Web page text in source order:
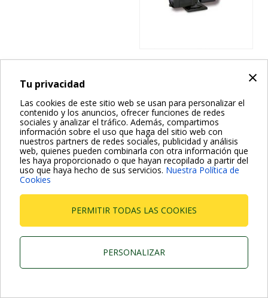
×
Tu privacidad
Las cookies de este sitio web se usan para personalizar el
contenido y los anuncios, ofrecer funciones de redes
sociales y analizar el tráfico. Además, compartimos
información sobre el uso que haga del sitio web con
nuestros partners de redes sociales, publicidad y análisis
web, quienes pueden combinarla con otra información que
les haya proporcionado o que hayan recopilado a partir del
uso que haya hecho de sus servicios. Nuestra Política de
Cookies
PERMITIR TODAS LAS COOKIES
PERSONALIZAR
Bombas para agua salada
NOVA SALT W
Dab Pumps Spa © Via Marco Polo, 14 Mestrino Padova -
P.I. 03675230282 - R.E.A. Padova N. 328200- Cap. Soc.